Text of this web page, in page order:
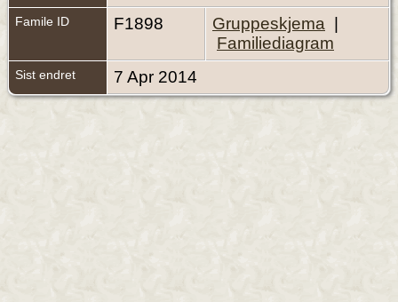
Famile ID F1898 Gruppeskjema
Familiediagram
Sist endret 7 Apr 2014